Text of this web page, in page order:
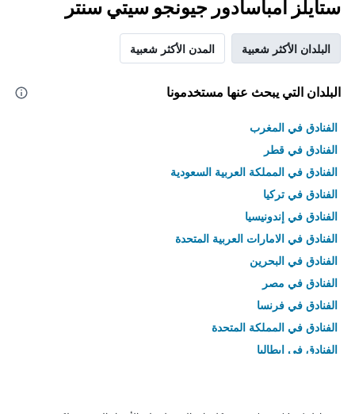
ستايلز أمباسادور جيونجو سيتي سنتر
البلدان الأكثر شعبية المدن الأكثر شعبية
البلدان التي يبحث عنها مستخدمونا
الفنادق في المغرب
الفنادق في قطر
الفنادق في المملكة العربية السعودية
الفنادق في تركيا
الفنادق في إندونيسيا
الفنادق في الامارات العربية المتحدة
الفنادق في البحرين
الفنادق في مصر
الفنادق في فرنسا
الفنادق في المملكة المتحدة
الفنادق في إيطاليا